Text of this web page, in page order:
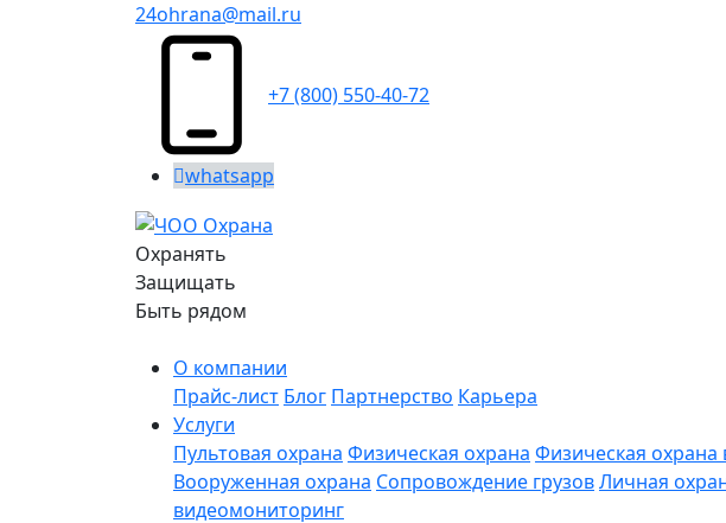
24ohrana@mail.ru
+7 (800) 550-40-72
whatsapp
Охранять
Защищать
Быть рядом
О компании
Прайс-лист Блог Партнерство Карьера
Услуги
Пультовая охрана Физическая охрана Физическая
Вооруженная охрана Сопровождение грузовЛичная
видеомониторинг